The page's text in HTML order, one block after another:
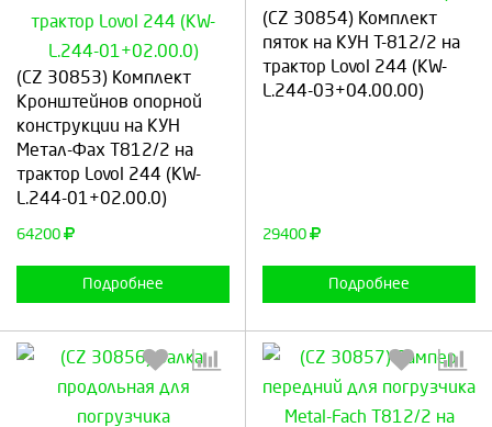
(CZ 30853) Комплект
Кронштейнов опорной
конструкции на КУН
Метал-Фах T812/2 на
трактор Lovol 244 (KW-
L.244-01+02.00.0)
64200
Подробнее
Выберите количество:
Продолжить Отмена
(CZ 30854) Комплект
пяток на КУН T-812/2 на
трактор Lovol 244 (KW-
L.244-03+04.00.00)
29400
Подробнее
Выберите количество: